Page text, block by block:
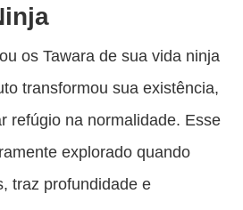
os Tawara de sua vida ninja
transformou sua existência,
refúgio na normalidade. Esse
explorado quando
traz profundidade e